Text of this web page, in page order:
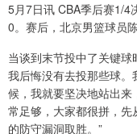
5月7日讯 CBA季后赛1/4
0。赛后，北京男篮球员
当谈到末节投中了关键球
我后悔没有去投那些球
候，我就要坚决地站出
常足够，大家都很拼，
的防守漏洞取胜。”